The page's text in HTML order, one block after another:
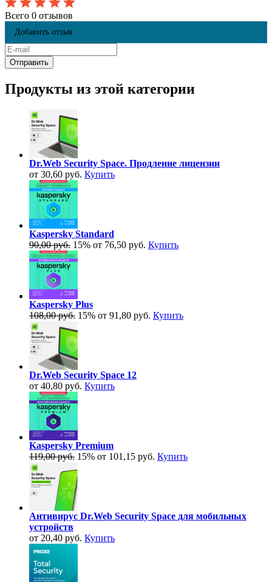
Всего 0 отзывов
Добавить отзыв
Продукты из этой категории
Dr.Web Security Space. Продление лицензии
от 30,60 руб. Купить
Kaspersky Standard
90,00 руб. 15% от 76,50 руб. Купить
Kaspersky Plus
108,00 руб. 15% от 91,80 руб. Купить
Dr.Web Security Space 12
от 40,80 руб. Купить
Kaspersky Premium
119,00 руб. 15% от 101,15 руб. Купить
Антивирус Dr.Web Security Space для мобильных
устройств
от 20,40 руб. Купить